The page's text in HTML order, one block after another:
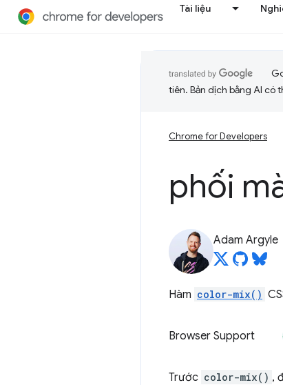
Tài liệu
tiên. Bản dịch bằng AI có
Chrome for Developers
phối
Adam Argyle
Hàm color-mix()
Browser Support
Trước color-mix() ,